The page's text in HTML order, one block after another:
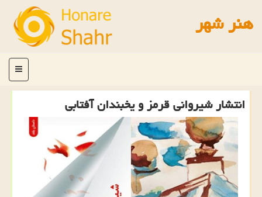
هنر شهر
منو
انتشار شیروانی قرمز و یخبندان آفتابی